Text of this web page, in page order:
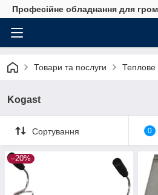
Професійне обладнання для
Товари та послуги Теплове
Kogast
Сортування 0
–20%